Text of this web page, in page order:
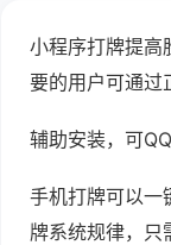
小程序打牌提高
要的用户可通过
辅助安装，可
手机打牌可以一
牌系统规律，只